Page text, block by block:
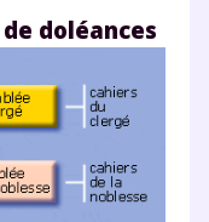
doléances